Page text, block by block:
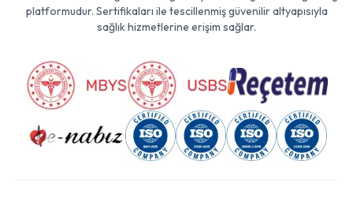
platformudur. Sertifikaları ile tescillenmiş güvenilir altyapısıyla
sağlık hizmetlerine erişim sağlar.